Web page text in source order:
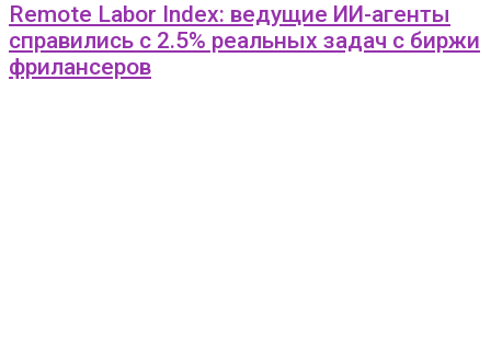
Remote Labor Index: ведущие ИИ-агенты
справились с 2.5% реальных задач с биржи
фрилансеров